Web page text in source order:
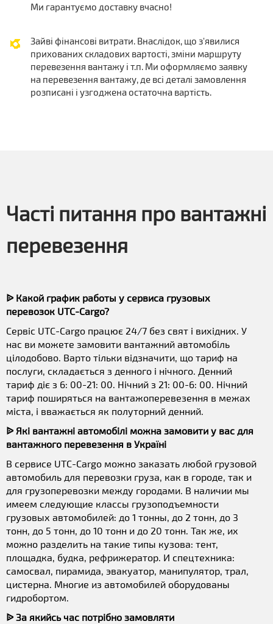
Ми гарантуємо доставку вчасно!
Зайві фінансові витрати. Внаслідок, що з'явилися
прихованих складових вартості, зміни маршруту
перевезення вантажу і т.п. Ми оформляємо заявку
на перевезення вантажу, де всі деталі замовлення
розписані і узгоджена остаточна вартість.
Часті питання про вантажні
перевезення
ᐉ Какой график работы у сервиса грузовых
перевозок UTC-Cargo?
Сервіс UTC-Cargo працює 24/7 без свят і вихідних. У
нас ви можете замовити вантажний автомобіль
цілодобово. Варто тільки відзначити, що тариф на
послуги, складається з денного і нічного. Денний
тариф діє з 6: 00-21: 00. Нічний з 21: 00-6: 00. Нічний
тариф поширяться на вантажоперевезення в межах
міста, і вважається як полуторний денний.
ᐉ Які вантажні автомобілі можна замовити у вас для
вантажного перевезення в Україні
В сервисе UTC-Cargo можно заказать любой грузовой
автомобиль для перевозки груза, как в городе, так и
для грузоперевозки между городами. В наличии мы
имеем следующие классы грузоподъемности
грузовых автомобилей: до 1 тонны, до 2 тонн, до 3
тонн, до 5 тонн, до 10 тонн и до 20 тонн. Так же, их
можно разделить на такие типы кузова: тент,
площадка, будка, рефрижератор. И спецтехника:
самосвал, пирамида, эвакуатор, манипулятор, трал,
цистерна. Многие из автомобилей оборудованы
гидробортом.
ᐉ За якийсь час потрібно замовляти